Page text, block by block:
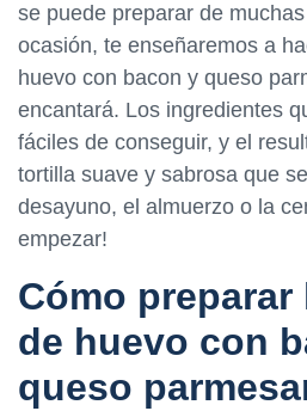
se puede preparar de
ocasión, te enseñaremos a
huevo con bacon y queso
encantará. Los ingredientes
fáciles de conseguir, y el
tortilla suave y sabrosa que
desayuno, el almuerzo o la
empezar!
Cómo
de huevo con
queso